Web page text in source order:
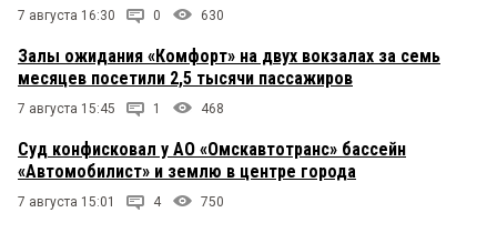
7 августа 16:30 0 630
Залы ожидания «Комфорт» на двух вокзалах за семь
месяцев посетили 2,5 тысячи пассажиров
7 августа 15:45 1 468
Суд конфисковал у АО «Омскавтотранс» бассейн
«Автомобилист» и землю в центре города
7 августа 15:01 4 750